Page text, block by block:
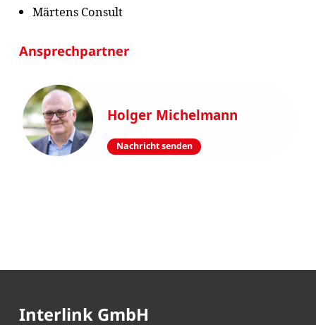
Märtens Consult
Ansprechpartner
Holger Michelmann
Nachricht senden
Interlink GmbH